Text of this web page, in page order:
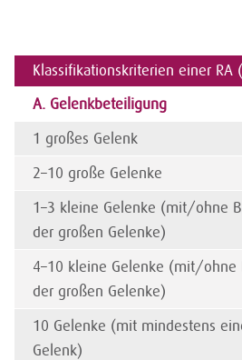
Klassifikationskriterien einer RA
A. Gelenkbeteiligung
1 großes Gelenk
2–10 große Gelenke
1–3 kleine Gelenke (mit/ohne
der großen Gelenke)
4–10 kleine Gelenke (mit/ohne
der großen Gelenke)
10 Gelenke (mit mindestens
Gelenk)